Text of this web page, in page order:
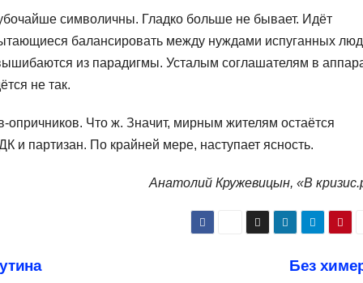
символичны. Гладко больше не бывает. Идёт
балансировать между нуждами испуганных
из парадигмы. Усталым соглашателям в
не так.
опричников. Что ж. Значит, мирным жителям остаётся
и партизан. По крайней мере, наступает ясность.
Анатолий Кружевицын, «В
Без